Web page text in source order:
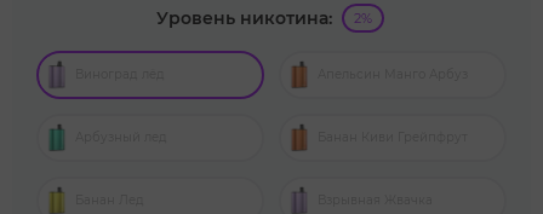
Уровень никотина: 2%